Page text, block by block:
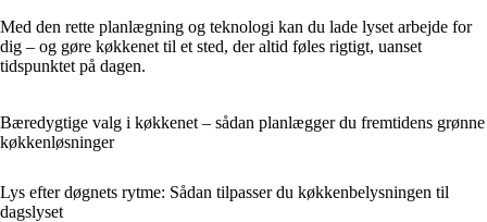
Med den rette planlægning og teknologi kan du lade lyset arbejde for
dig – og gøre køkkenet til et sted, der altid føles rigtigt, uanset
tidspunktet på dagen.
Bæredygtige valg i køkkenet – sådan planlægger du fremtidens grønne
køkkenløsninger
Lys efter døgnets rytme: Sådan tilpasser du køkkenbelysningen til
dagslyset